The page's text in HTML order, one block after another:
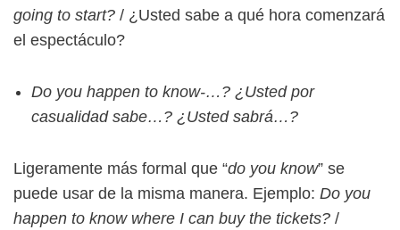
going to start? / ¿Usted sabe a qué hora comenzará
el espectáculo?
Do you happen to know-…? ¿Usted por
casualidad sabe…? ¿Usted sabrá…?
Ligeramente más formal que “do you know” se
puede usar de la misma manera. Ejemplo: Do you
happen to know where I can buy the tickets? /